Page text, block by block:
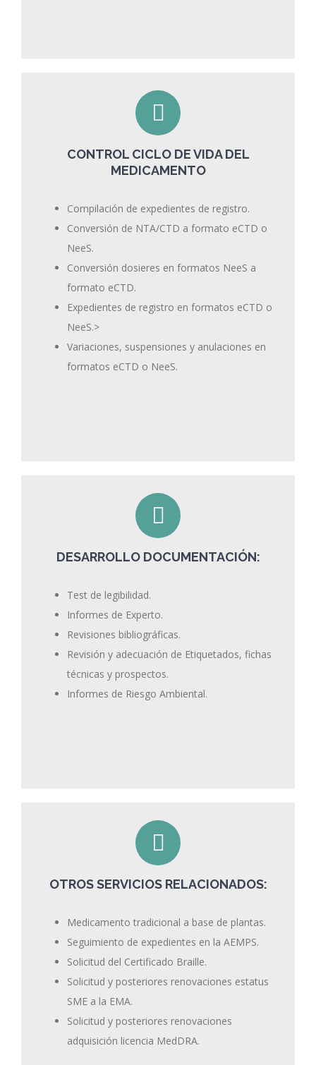
CONTROL CICLO DE VIDA DEL
MEDICAMENTO
Compilación de expedientes de registro.
Conversión de NTA/CTD a formato eCTD o
NeeS.
Conversión dosieres en formatos NeeS a
formato eCTD.
Expedientes de registro en formatos eCTD o
NeeS.>
Variaciones, suspensiones y anulaciones en
formatos eCTD o NeeS.
DESARROLLO DOCUMENTACIÓN:
Test de legibilidad.
Informes de Experto.
Revisiones bibliográficas.
Revisión y adecuación de Etiquetados, fichas
técnicas y prospectos.
Informes de Riesgo Ambiental.
OTROS SERVICIOS RELACIONADOS:
Medicamento tradicional a base de plantas.
Seguimiento de expedientes en la AEMPS.
Solicitud del Certificado Braille.
Solicitud y posteriores renovaciones estatus
SME a la EMA.
Solicitud y posteriores renovaciones
adquisición licencia MedDRA.